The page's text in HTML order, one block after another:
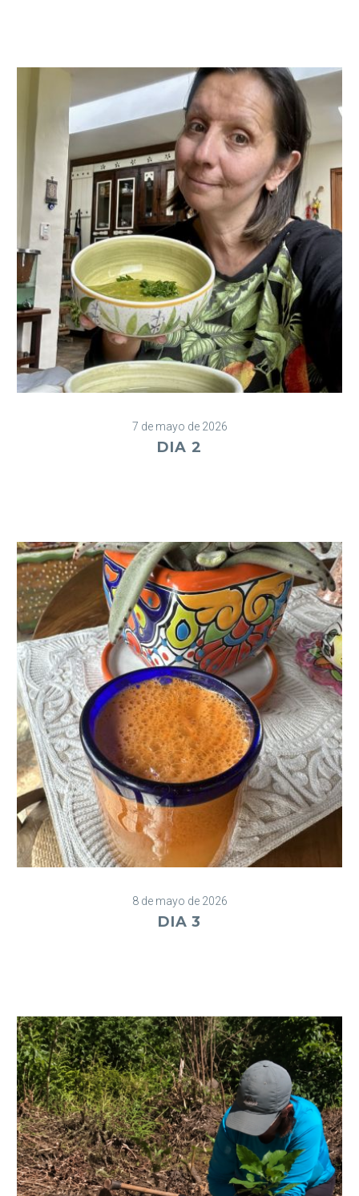
7 de mayo de 2026
DIA 2
8 de mayo de 2026
DIA 3